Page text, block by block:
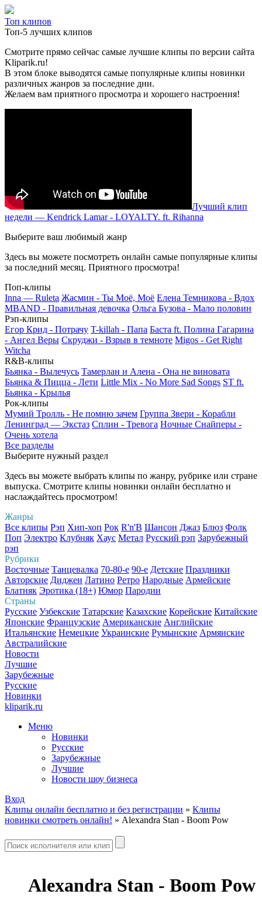
Топ клипов
Топ-5 лучших клипов
Смотрите прямо сейчас самые лучшие клипы по версии сайта
Kliparik.ru!
В этом блоке выводятся самые популярные клипы новинки
различных жанров за последние дни.
Желаем вам приятного просмотра и хорошего настроения!
Лучший клип
недели — Kendrick Lamar - LOYALTY. ft. Rihanna
Выберите ваш любимый жанр
Здесь вы можете посмотреть онлайн самые популярные клипы
за последний месяц. Приятного просмотра!
Поп-клипы
Inna — Ruleta Жасмин - Ты Моё, Моё Елена Темникова - Вдох
MBAND - Правильная девочка Ольга Бузова - Мало половин
Рэп-клипы
Егор Крид - Потрачу T-killah - Папа Баста ft. Полина Гагарина
- Ангел Веры Скруджи - Взрыв в темноте Migos - Get Right
Witcha
R&B-клипы
Бьянка - Вылечусь Тамерлан и Алена - Она не виновата
Бьянка & Пицца - Лети Little Mix - No More Sad Songs ST ft.
Бьянка - Крылья
Рок-клипы
Мумий Тролль - Не помню зачем Группа Звери - Корабли
Ленинград — Экстаз Сплин - Тревога Ночные Снайперы -
Очень хотела
Все разделы
Выберите нужный раздел
Здесь вы можете выбрать клипы по жанру, рубрике или стране
выпуска. Смотрите клипы новинки онлайн бесплатно и
наслаждайтесь просмотром!
Жанры
Все клипы Рэп Хип-хоп Рок R'n'B Шансон Джаз Блюз Фолк
Поп Электро Клубняк Хаус Метал Русский рэп Зарубежный
рэп
Рубрики
Восточные Танцевалка 70-80-е 90-е Детские Праздники
Авторские Диджеи Латино Ретро Народные Армейские
Блатняк Эротика (18+) Юмор Пародии
Страны
Русские Узбекские Татарские Казахские Корейские Китайские
Японские Французские Американские Английские
Итальянские Немецкие Украинские Румынские Армянские
Австралийские
Новости
Лучшие
Зарубежные
Русские
Новинки
kliparik.ru
Меню
Новинки
Русские
Зарубежные
Лучшие
Новости шоу бизнеса
Вход
Клипы онлайн бесплатно и без регистрации » Клипы
новинки смотреть онлайн! » Alexandra Stan - Boom Pow
Alexandra Stan - Boom Pow